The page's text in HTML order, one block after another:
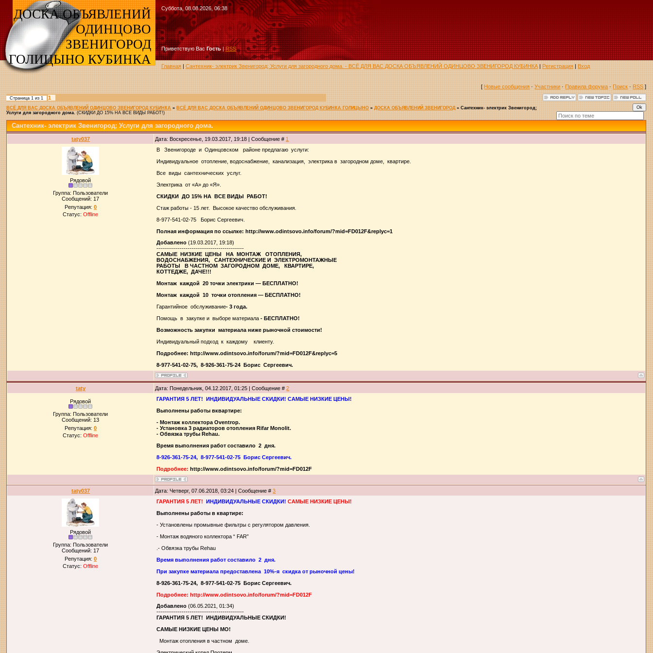
ДОСКА ОБЪЯВЛЕНИЙ
ОДИНЦОВО
ЗВЕНИГОРОД
ГОЛИЦЫНО КУБИНКА
Суббота, 08.08.2026, 06:38
Приветствую Вас Гость|RSS
Главная|Сантехник- электрик Звенигород; Услуги для загородного дома. - ВСЁ ДЛЯ ВАС ДОСКА ОБЪЯВЛЕНИЙ ОДИНЦОВО ЗВЕНИГОРОД КУБИНКА|Регистрация|Вход
[Новые сообщения·Участники·Правила форума·Поиск·RSS]
Страница1 из1 1
ВСЁ ДЛЯ ВАС ДОСКА ОБЪЯВЛЕНИЙ ОДИНЦОВО ЗВЕНИГОРОД КУБИНКА » ВСЁ ДЛЯ ВАС ДОСКА ОБЪЯВЛЕНИЙ ОДИНЦОВО ЗВЕНИГОРОД КУБИНКА ГОЛИЦЫНО » ДОСКА ОБЪЯВЛЕНИЙ ЗВЕНИГОРОД » Сантехник- электрик Звенигород;
Услуги для загородного дома. (СКИДКИ ДО 15% НА ВСЕ ВИДЫ РАБОТ!)
Сантехник- электрик Звенигород; Услуги для загородного дома.
taty037 Дата: Воскресенье, 19.03.2017, 19:18 | Сообщение # 1
Рядовой
Группа: Пользователи
Сообщений: 17
Репутация: 0
Статус:Offline
В Звенигороде и Одинцовском районе предлагаю услуги:
Индивидуальное отопление, водоснабжение, канализация, электрика в загородном доме, квартире.
Все виды сантехнических услуг.
Электрика от «А» до «Я».
СКИДКИ ДО 15% НА ВСЕ ВИДЫ РАБОТ!
Стаж работы - 15 лет. Высокое качество обслуживания.
8-977-541-02-75 Борис Сергеевич.
Полная информация по ссылке: http://www.odintsovo.info/forum/?mid=FD012F&replyc=1
Добавлено (19.03.2017, 19:18)
---------------------------------------------
САМЫЕ НИЗКИЕ ЦЕНЫ НА МОНТАЖ ОТОПЛЕНИЯ,
ВОДОСНАБЖЕНИЯ, САНТЕХНИЧЕСКИЕ И ЭЛЕКТРОМОНТАЖНЫЕ
РАБОТЫ В ЧАСТНОМ ЗАГОРОДНОМ ДОМЕ, КВАРТИРЕ,
КОТТЕДЖЕ, ДАЧЕ!!!
Монтаж каждой 20 точки электрики — БЕСПЛАТНО!
Монтаж каждой 10 точки отопления — БЕСПЛАТНО!
Гарантийное обслуживание- 3 года.
Помощь в закупке и выборе материала- БЕСПЛАТНО!
Возможность закупки материала ниже рыночной стоимости!
Индивидуальный подход к каждому клиенту.
Подробнее: http://www.odintsovo.info/forum/?mid=FD012F&replyc=5
8-977-541-02-75, 8-926-361-75-24 Борис Сергеевич.
taty Дата: Понедельник, 04.12.2017, 01:25 | Сообщение #2
Рядовой
Группа: Пользователи
Сообщений: 13
Репутация: 0
Статус:Offline
ГАРАНТИЯ 5 ЛЕТ! ИНДИВИДУАЛЬНЫЕ СКИДКИ! САМЫЕ НИЗКИЕ ЦЕНЫ!
Выполнены работы вквартире:
- Монтаж коллектора Oventrop.
- Установка 3 радиаторов отопления Rifar Monolit.
- Обвязка трубы Rehau.
Время выполнения работ составило 2 дня.
8-926-361-75-24, 8-977-541-02-75 Борис Сергеевич.
Подробнее: http://www.odintsovo.info/forum/?mid=FD012F
taty037 Дата: Четверг, 07.06.2018, 03:24 | Сообщение #3
Рядовой
Группа: Пользователи
Сообщений: 17
Репутация: 0
Статус:Offline
ГАРАНТИЯ 5 ЛЕТ! ИНДИВИДУАЛЬНЫЕ СКИДКИ! САМЫЕ НИЗКИЕ ЦЕНЫ!
Выполнены работы в квартире:
- Установлены промывные фильтры с регулятором давления.
- Монтаж водяного коллектора “ FAR”
.- Обвязка трубы Rehau
Время выполнения работ составило 2 дня.
При закупке материала предоставлена 10%-я скидка от рыночной цены!
8-926-361-75-24, 8-977-541-02-75 Борис Сергеевич.
Подробнее: http://www.odintsovo.info/forum/?mid=FD012F
Добавлено (06.05.2021, 01:34)
---------------------------------------------
ГАРАНТИЯ 5 ЛЕТ! ИНДИВИДУАЛЬНЫЕ СКИДКИ!
САМЫЕ НИЗКИЕ ЦЕНЫ МО!
Монтаж отопления в частном доме.